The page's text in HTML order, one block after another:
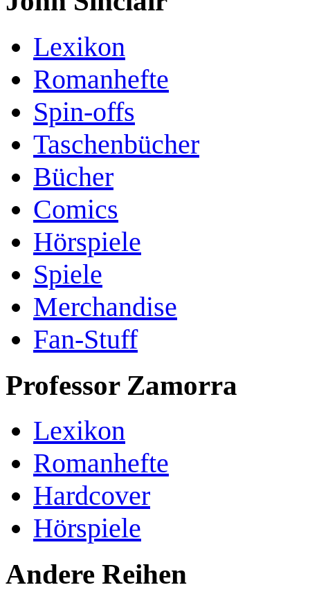
Lexikon
Romanhefte
Spin-offs
Taschenbücher
Bücher
Comics
Hörspiele
Spiele
Merchandise
Fan-Stuff
Professor Zamorra
Lexikon
Romanhefte
Hardcover
Hörspiele
Andere Reihen